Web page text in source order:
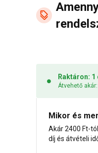
Raktáron: 1
Átvehető
Mikor és
Akár 2400 Ft-
díj és átvételi